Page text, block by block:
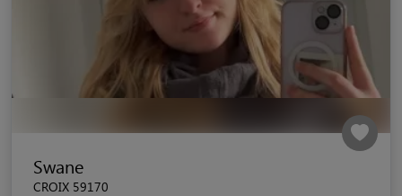
Swane
CROIX 59170